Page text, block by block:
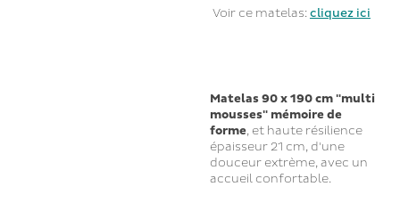
Voir ce matelas:cliquez ici
Matelas 90 x 190 cm "multi
mousses" mémoire de
forme, et haute résilience
épaisseur 21 cm, d'une
douceur extrème, avec un
accueil confortable.